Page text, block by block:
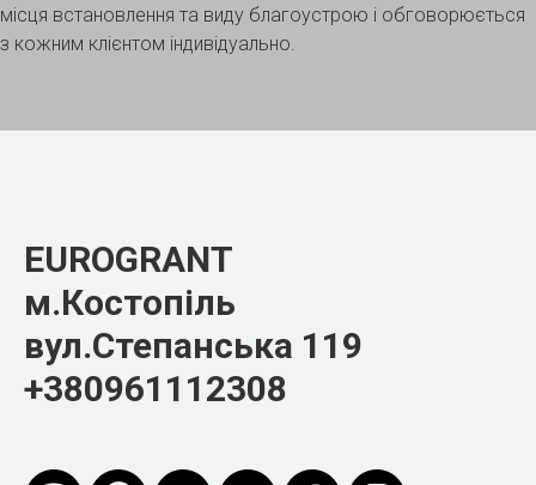
місця встановлення та виду благоустрою і обговорюється
з кожним клієнтом індивідуально.
EUROGRANT
м.Костопіль
вул.Степанська 119
+380961112308